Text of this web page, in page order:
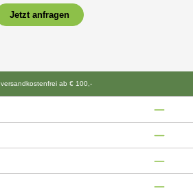
Jetzt anfragen
versandkostenfrei ab € 100,-